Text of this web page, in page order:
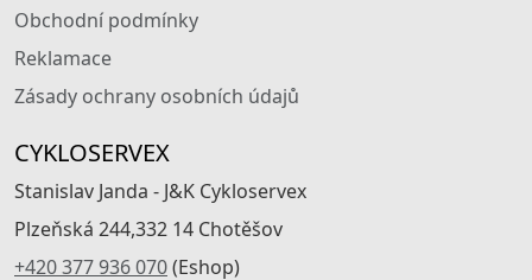
Obchodní podmínky
Reklamace
Zásady ochrany osobních údajů
CYKLOSERVEX
Stanislav Janda - J&K Cykloservex
Plzeňská 244,332 14 Chotěšov
+420 377 936 070(Eshop)